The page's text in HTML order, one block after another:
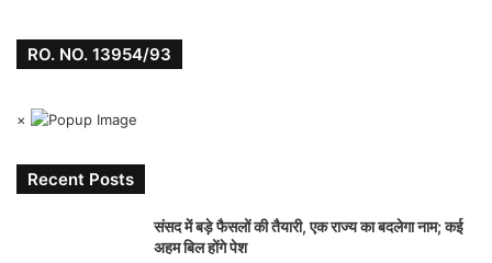
RO. NO. 13954/93
×
Recent Posts
संसद में बड़े फैसलों की तैयारी, एक राज्य का बदलेगा नाम; कई
अहम बिल होंगे पेश